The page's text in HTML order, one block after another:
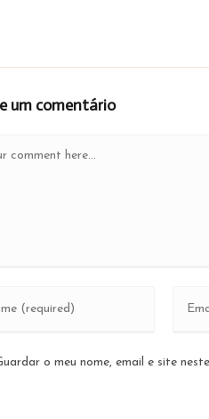
um comentário
o meu nome, email e site